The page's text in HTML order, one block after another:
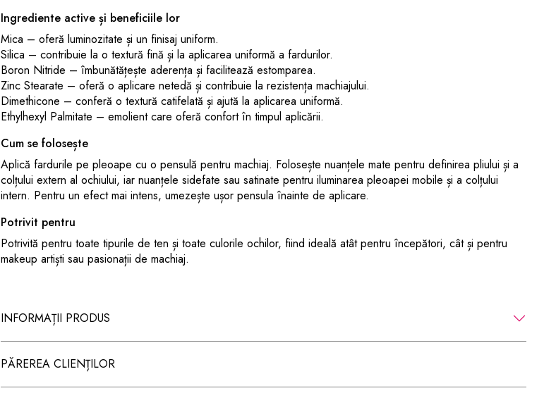
Ingrediente active și beneficiile lor
Mica – oferă luminozitate și un finisaj uniform.
Silica – contribuie la o textură fină și la aplicarea uniformă a fardurilor.
Boron Nitride – îmbunătățește aderența și facilitează estomparea.
Zinc Stearate – oferă o aplicare netedă și contribuie la rezistența machiajului.
Dimethicone – conferă o textură catifelată și ajută la aplicarea uniformă.
Ethylhexyl Palmitate – emolient care oferă confort în timpul aplicării.
Cum se folosește
Aplică fardurile pe pleoape cu o pensulă pentru machiaj. Folosește nuanțele mate pentru definirea pliului și a
colțului extern al ochiului, iar nuanțele sidefate sau satinate pentru iluminarea pleoapei mobile și a colțului
intern. Pentru un efect mai intens, umezește ușor pensula înainte de aplicare.
Potrivit pentru
Potrivită pentru toate tipurile de ten și toate culorile ochilor, fiind ideală atât pentru începători, cât și pentru
makeup artiști sau pasionații de machiaj.
INFORMAȚII PRODUS
PĂREREA CLIENȚILOR